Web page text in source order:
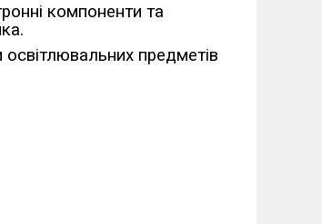
компоненти та
предметів